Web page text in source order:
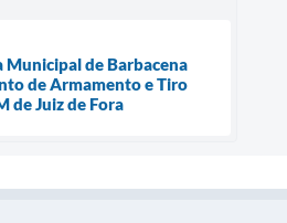
Municipal de Barbacena
de Armamento e Tiro
de Juiz de Fora